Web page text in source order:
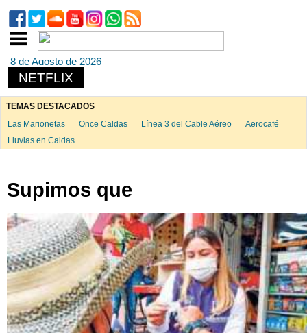
8 de Agosto de 2026
NETFLIX
TEMAS DESTACADOS
Las Marionetas
Once Caldas Línea 3 del Cable Aéreo
Aerocafé
Lluvias en Caldas
Supimos que